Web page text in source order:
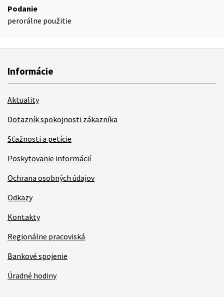
Podanie
perorálne použitie
Informácie
Aktuality
Dotazník spokojnosti zákazníka
Sťažnosti a petície
Poskytovanie informácií
Ochrana osobných údajov
Odkazy
Kontakty
Regionálne pracoviská
Bankové spojenie
Úradné hodiny